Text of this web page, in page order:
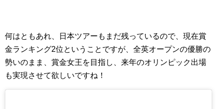
何はともあれ、日本ツアーもまだ残っているので、現在賞
金ランキング2位ということですが、全英オープンの優勝の
勢いのまま、賞金女王を目指し、来年のオリンピック出場
も実現させて欲しいですね！